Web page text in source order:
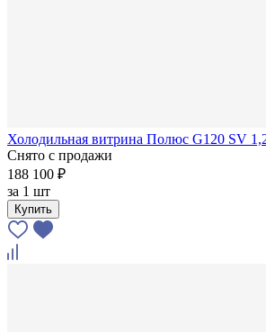
Холодильная витрина Полюс G120 SV
Снято с продажи
188 100 ₽
за 1 шт
Купить